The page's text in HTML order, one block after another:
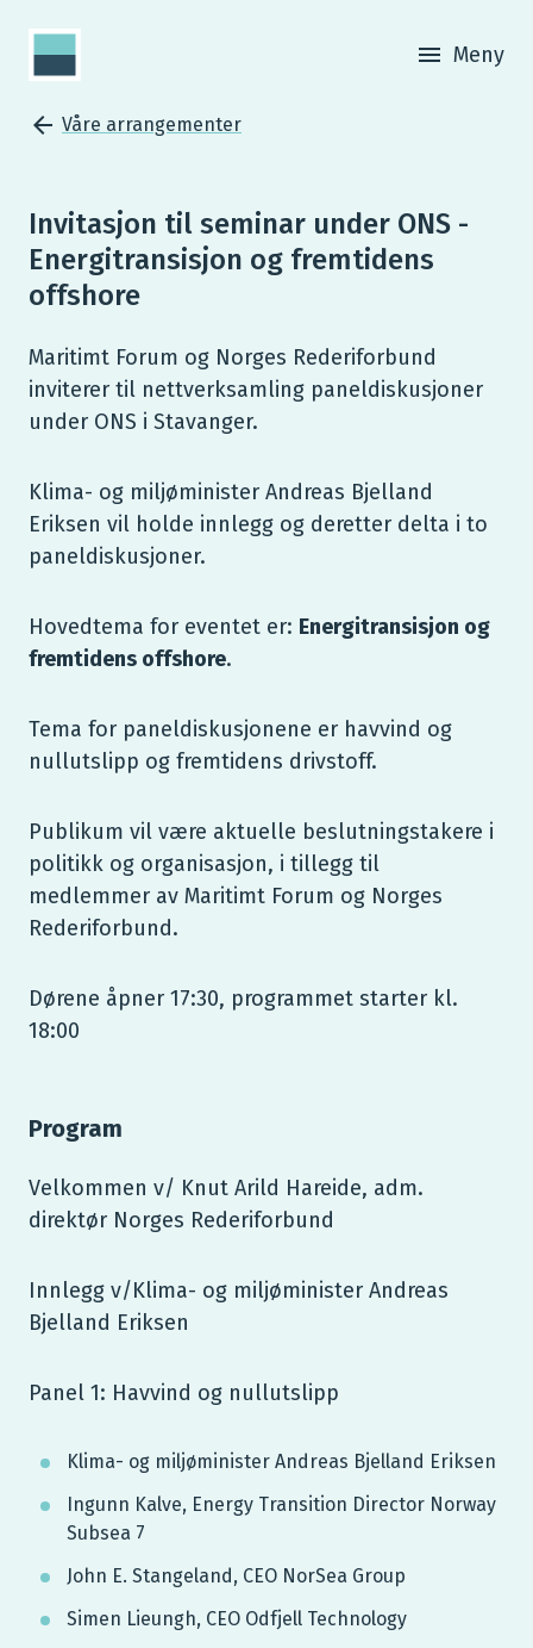
Meny
Våre arrangementer
Invitasjon til seminar under ONS -
Energitransisjon og fremtidens
offshore
Maritimt Forum og Norges Rederiforbund
inviterer til nettverksamling paneldiskusjoner
under ONS i Stavanger.
Klima- og miljøminister Andreas Bjelland
Eriksen vil holde innlegg og deretter delta i to
paneldiskusjoner.
Hovedtema for eventet er: Energitransisjon og
fremtidens offshore.
Tema for paneldiskusjonene er havvind og
nullutslipp og fremtidens drivstoff.
Publikum vil være aktuelle beslutningstakere i
politikk og organisasjon, i tillegg til
medlemmer av Maritimt Forum og Norges
Rederiforbund.
Dørene åpner 17:30, programmet starter kl.
18:00
Program
Velkommen v/ Knut Arild Hareide, adm.
direktør Norges Rederiforbund
Innlegg v/Klima- og miljøminister Andreas
Bjelland Eriksen
Panel 1: Havvind og nullutslipp
Klima- og miljøminister Andreas Bjelland Eriksen
Ingunn Kalve, Energy Transition Director Norway
Subsea 7
John E. Stangeland, CEO NorSea Group
Simen Lieungh, CEO Odfjell Technology